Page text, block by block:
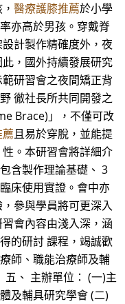
醫療護膝推薦於小學
亦高於男孩。穿戴脊
計製作精確度外，夜
，國外持續發展研究
研習會之夜間矯正背
徹社長所共同開發之
Brace)」，不僅可改
且易於穿脫，並能提
。本研習會將詳細介
含製作理論基礎、 3
床使用實證。會中亦
參與學員將可更深入
會內容由淺入深，涵
的研討 課程，竭誠歡
師、職能治療師及輔
、 主辦單位： (一)主
及輔具研究學會 (二)